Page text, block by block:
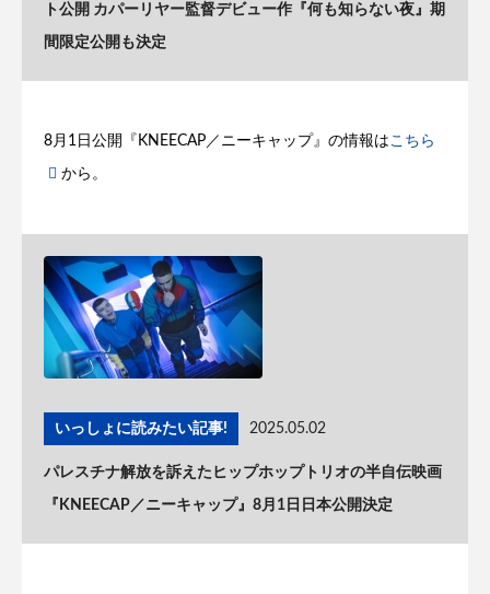
ト公開 カパーリヤー監督デビュー作『何も知らない夜』期
間限定公開も決定
8月1日公開『KNEECAP／ニーキャップ』の情報は こちら
から。
いっしょに読みたい記事! 2025.05.02
パレスチナ解放を訴えたヒップホップトリオの半自伝映画
『KNEECAP／ニーキャップ』8月1日日本公開決定